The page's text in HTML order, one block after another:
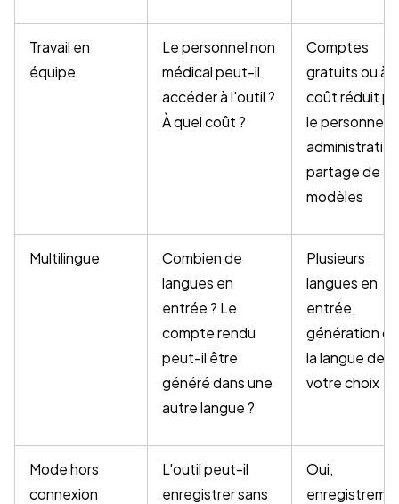
Travail en
équipe
Le personnel non
médical peut-il
accéder à l'outil ?
À quel coût ?
Comptes
gratuits ou à
coût réduit
le personnel
administratif,
partage de
modèles
Multilingue
Combien de
langues en
entrée ? Le
compte rendu
peut-il être
généré dans une
autre langue ?
Plusieurs
langues en
entrée,
génération
la langue de
votre choix
Mode hors
connexion
L'outil peut-il
enregistrer sans
Oui,